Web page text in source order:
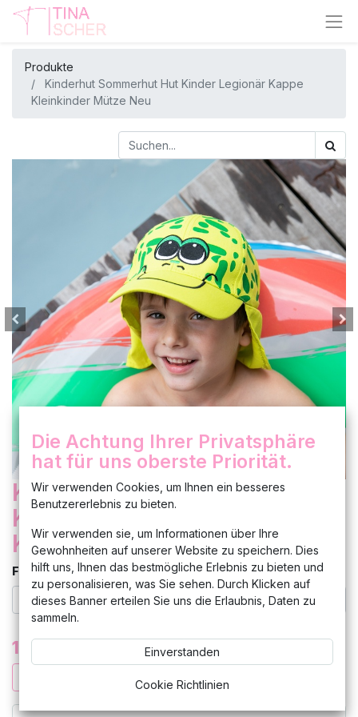
Produkte
Kinderhut Sommerhut Hut Kinder Legionär Kappe
Kleinkinder Mütze Neu
Kinderhut Sommerhut Hut
Kinder Legionär Kappe
Kleinkinder Mütze Neu
Farbe
12,99
Die Achtung Ihrer Privatsphäre
hat für uns oberste Priorität.
Wir verwenden Cookies, um Ihnen ein besseres
Benutzererlebnis zu bieten.
Wir verwenden sie, um Informationen über Ihre
Gewohnheiten auf unserer Website zu speichern. Dies
hilft uns, Ihnen das bestmögliche Erlebnis zu bieten und
zu personalisieren, was Sie sehen. Durch Klicken auf
dieses Banner erteilen Sie uns die Erlaubnis, Daten zu
sammeln.
Einverstanden
Cookie Richtlinien